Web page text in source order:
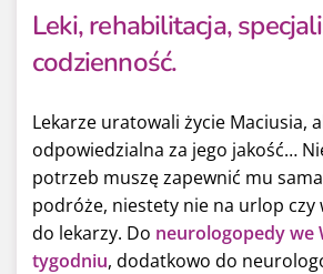
Leki, rehabilitacja,
codzienność.
Lekarze uratowali życie Maciusia,
odpowiedzialna za jego jakość…
potrzeb muszę zapewnić mu
podróże, niestety nie na urlop czy
do lekarzy. Do neurologopedy we
tygodniu, dodatkowo do